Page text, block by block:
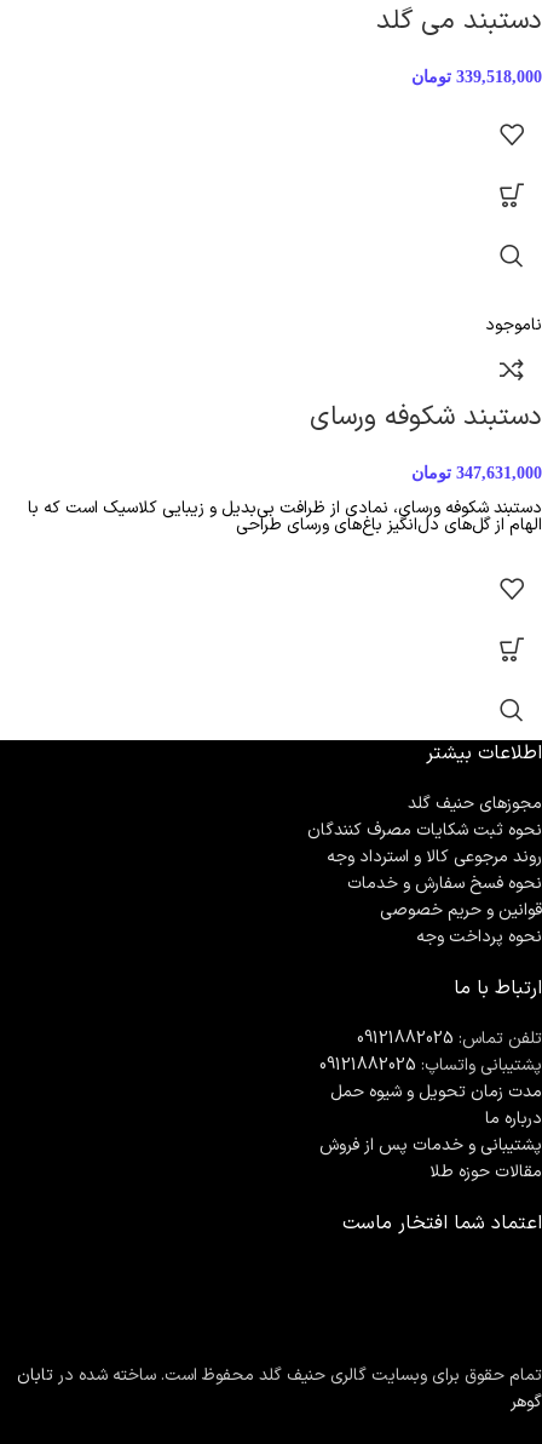
دستبند می گلد
339,518,000 تومان
ناموجود
دستبند شکوفه ورسای
347,631,000 تومان
دستبند شکوفه ورسای، نمادی از ظرافت بی‌بدیل و زیبایی کلاسیک است که با
الهام از گل‌های دل‌انگیز باغ‌های ورسای طراحی
اطلاعات بیشتر
مجوزهای حنیف گلد
نحوه ثبت شكايات مصرف كنندگان
روند مرجوعی کالا و استرداد وجه
نحوه فسخ سفارش و خدمات
قوانین و حریم خصوصی
نحوه پرداخت وجه
ارتباط با ما
تلفن تماس: 09121882025
پشتیبانی واتساپ: 09121882025
مدت زمان تحويل و شیوه حمل
درباره ما
پشتیبانی و خدمات پس از فروش
مقالات حوزه طلا
اعتماد شما افتخار ماست
تمام حقوق برای وبسایت گالری حنیف گلد محفوظ است. ساخته شده در تابان
گوهر